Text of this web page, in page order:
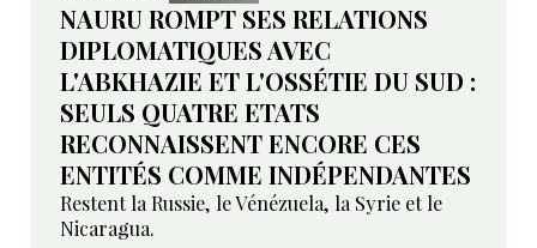
NAURU ROMPT SES RELATIONS
DIPLOMATIQUES AVEC
L'ABKHAZIE ET L'OSSÉTIE DU SUD :
SEULS QUATRE ETATS
RECONNAISSENT ENCORE CES
ENTITÉS COMME INDÉPENDANTES
Restent la Russie, le Vénézuela, la Syrie et le
Nicaragua.